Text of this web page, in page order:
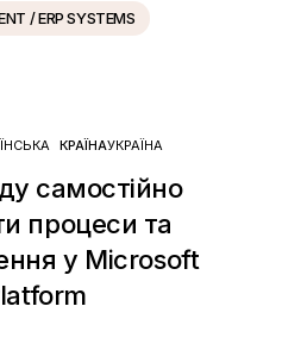
/ ERP SYSTEMS
КРАЇНАУКРАЇНА
самостійно
процеси та
у Microsoft